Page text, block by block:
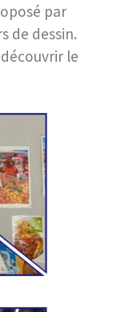
par
de dessin.
le